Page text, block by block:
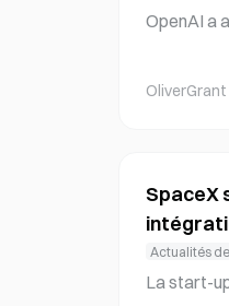
OpenAI a
ritique est
OliverGrant
SpaceX
Actualités
La start-